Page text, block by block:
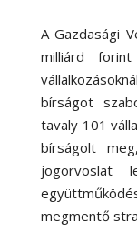
A Gazdasági
milliárd
bírságot
tavaly 101
bírságolt
jogorvoslat
megmentő